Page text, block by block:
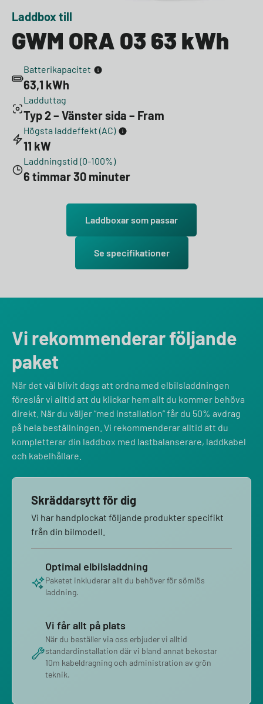
Laddbox till
GWM ORA 03 63 kWh
Batterikapacitet
63,1 kWh
Ladduttag
Typ 2 – Vänster sida – Fram
Högsta laddeffekt (AC)
11 kW
Laddningstid (0-100%)
6 timmar 30 minuter
Laddboxar som passar
Se specifikationer
Vi rekommenderar följande
paket
När det väl blivit dags att ordna med elbilsladdningen
föreslår vi alltid att du klickar hem allt du kommer behöva
direkt. När du väljer “med installation” får du 50% avdrag
på hela beställningen. Vi rekommenderar alltid att du
kompletterar din laddbox med lastbalanserare, laddkabel
och kabelhållare.
Skräddarsytt för dig
Vi har handplockat följande produkter specifikt
från din bilmodell.
Optimal elbilsladdning
Paketet inkluderar allt du behöver för sömlös
laddning.
Vi får allt på plats
När du beställer via oss erbjuder vi alltid
standardinstallation där vi bland annat bekostar
10m kabeldragning och administration av grön
teknik.